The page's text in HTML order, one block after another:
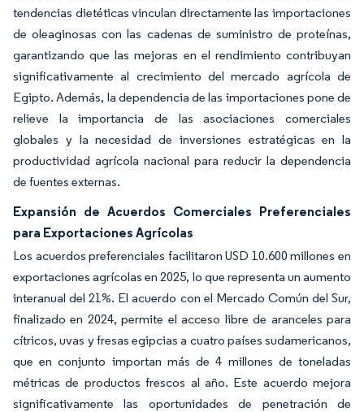
tendencias dietéticas vinculan directamente las importaciones
de oleaginosas con las cadenas de suministro de proteínas,
garantizando que las mejoras en el rendimiento contribuyan
significativamente al crecimiento del mercado agrícola de
Egipto. Además, la dependencia de las importaciones pone de
relieve la importancia de las asociaciones comerciales
globales y la necesidad de inversiones estratégicas en la
productividad agrícola nacional para reducir la dependencia
de fuentes externas.
Expansión de Acuerdos Comerciales Preferenciales
para Exportaciones Agrícolas
Los acuerdos preferenciales facilitaron USD 10.600 millones en
exportaciones agrícolas en 2025, lo que representa un aumento
interanual del 21%. El acuerdo con el Mercado Común del Sur,
finalizado en 2024, permite el acceso libre de aranceles para
cítricos, uvas y fresas egipcias a cuatro países sudamericanos,
que en conjunto importan más de 4 millones de toneladas
métricas de productos frescos al año. Este acuerdo mejora
significativamente las oportunidades de penetración de